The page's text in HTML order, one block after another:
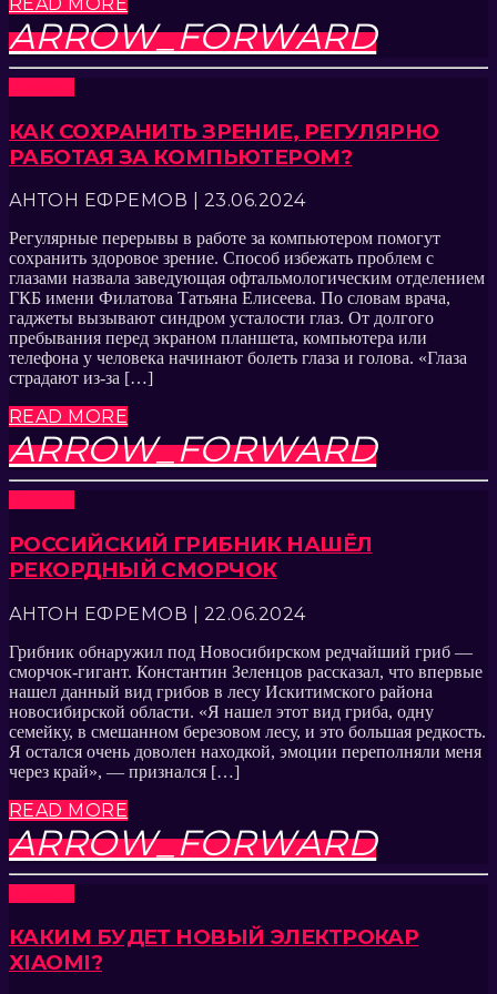
ARROW_FORWARD
КАК СОХРАНИТЬ ЗРЕНИЕ, РЕГУЛЯРНО
РАБОТАЯ ЗА КОМПЬЮТЕРОМ?
АНТОН ЕФРЕМОВ | 23.06.2024
Регулярные перерывы в работе за компьютером помогут
сохранить здоровое зрение. Способ избежать проблем с
глазами назвала заведующая офтальмологическим отделением
ГКБ имени Филатова Татьяна Елисеева. По словам врача,
гаджеты вызывают синдром усталости глаз. От долгого
пребывания перед экраном планшета, компьютера или
телефона у человека начинают болеть глаза и голова. «Глаза
страдают из-за […]
READ MORE
ARROW_FORWARD
РОССИЙСКИЙ ГРИБНИК НАШЁЛ
РЕКОРДНЫЙ СМОРЧОК
АНТОН ЕФРЕМОВ | 22.06.2024
Грибник обнаружил под Новосибирском редчайший гриб —
сморчок-гигант. Константин Зеленцов рассказал, что впервые
нашел данный вид грибов в лесу Искитимского района
новосибирской области. «Я нашел этот вид гриба, одну
семейку, в смешанном березовом лесу, и это большая редкость.
Я остался очень доволен находкой, эмоции переполняли меня
через край», — признался […]
READ MORE
ARROW_FORWARD
КАКИМ БУДЕТ НОВЫЙ ЭЛЕКТРОКАР
XIAOMI?